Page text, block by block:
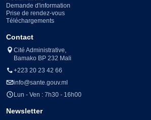
Demande d'information
Prise de rendez-vous
Téléchargements
Contact
Cité Administrative,
Bamako BP 232 Mali
+223 20 23 42 66
info@sante.gouv.ml
Lun - Ven : 7h30 - 16h00
Newsletter